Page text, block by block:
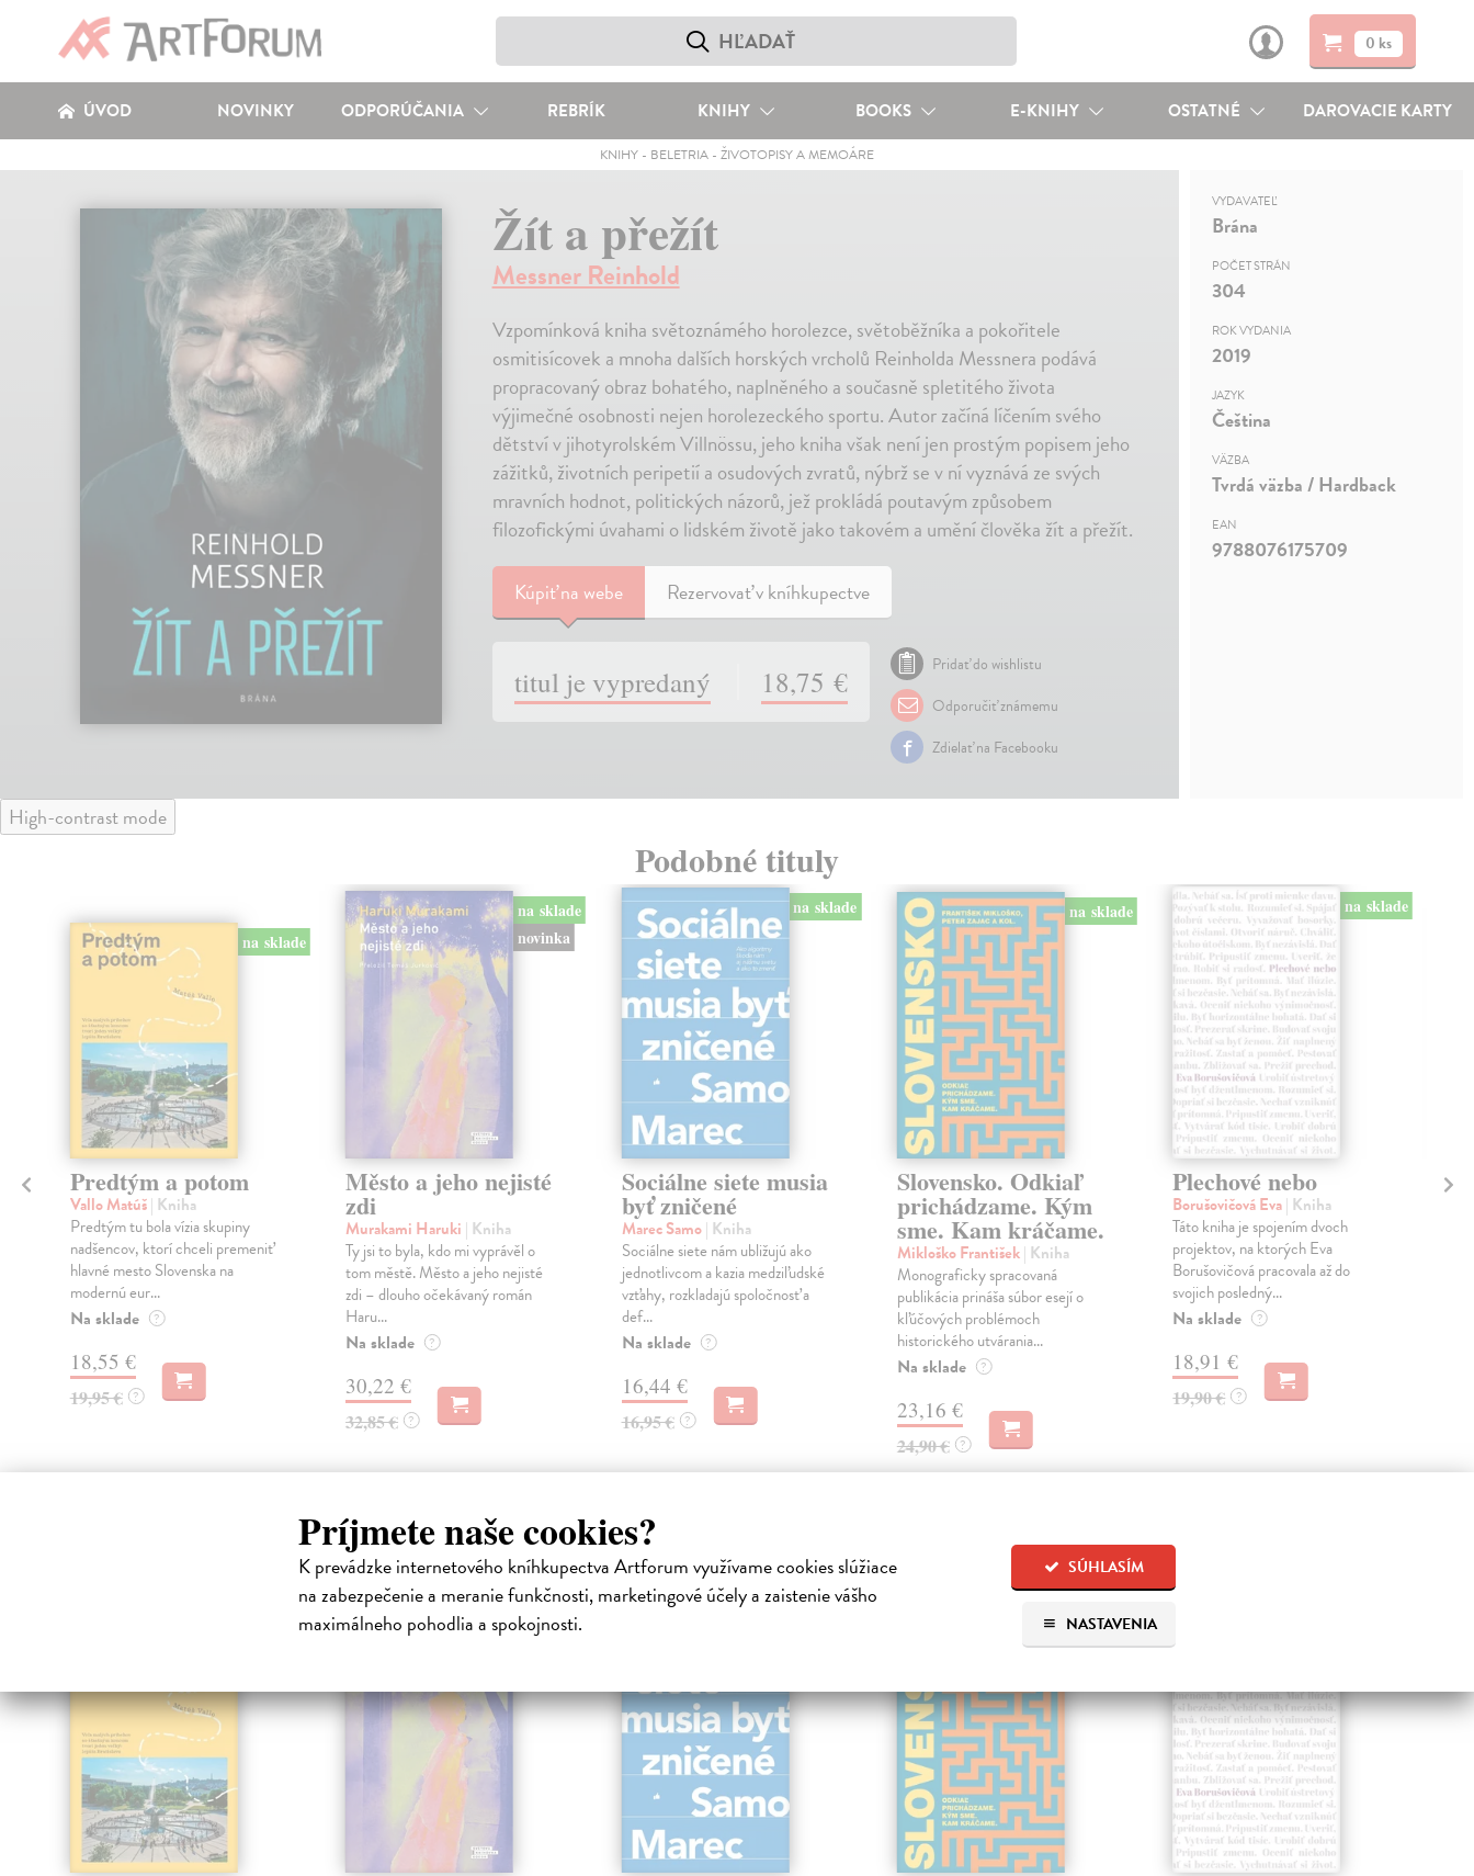
Príjmete naše cookies?
K prevádzke internetového kníhkupectva Artforum využívame cookies slúžiace
na zabezpečenie a meranie funkčnosti, marketingové účely a zaistenie vášho
maximálneho pohodlia a spokojnosti.
SÚHLASÍM
NASTAVENIA
0 ks
ÚVOD NOVINKY ODPORÚČANIA REBRÍK KNIHY BOOKS E-KNIHY OSTATNÉ DAROVACIE KARTY
KNIHY- BELETRIA- ŽIVOTOPISY A MEMOÁRE
Žít a přežít
Messner Reinhold
Vzpomínková kniha světoznámého horolezce, světoběžníka a pokořitele
osmitisícovek a mnoha dalších horských vrcholů Reinholda Messnera podává
propracovaný obraz bohatého, naplněného a současně spletitého života
výjimečné osobnosti nejen horolezeckého sportu. Autor začíná líčením svého
dětství v jihotyrolském Villnössu, jeho kniha však není jen prostým popisem jeho
zážitků, životních peripetií a osudových zvratů, nýbrž se v ní vyznává ze svých
mravních hodnot, politických názorů, jež prokládá poutavým způsobem
filozofickými úvahami o lidském životě jako takovém a umění člověka žít a přežít.
Kúpiťna webe Rezervovať v kníhkupectve
titul je vypredaný 18,75 €
Pridať do wishlistu
Odporučiť známemu
Zdielať na Facebooku
VYDAVATEĽ
Brána
POČET STRÁN
304
ROK VYDANIA
2019
JAZYK
Čeština
VÄZBA
Tvrdá väzba / Hardback
EAN
9788076175709
High-contrast mode
Podobné tituly
na sklade
Predtým a potom
Vallo Matúš| Kniha
Predtým tu bola vízia skupiny
nadšencov, ktorí chceli premeniť
hlavné mesto Slovenska na
modernú eur...
Na sklade ?
18,55 €
19,95 € ?
na sklade
novinka
Město a jeho nejisté
zdi
Murakami Haruki | Kniha
Ty jsi to byla, kdo mi vyprávěl o
tom městě. Město a jeho nejisté
zdi – dlouho očekávaný román
Haru...
Na sklade ?
30,22 €
32,85 € ?
na sklade
Sociálne siete musia
byť zničené
Marec Samo| Kniha
Sociálne siete nám ubližujú ako
jednotlivcom a kazia medziľudské
vzťahy, rozkladajú spoločnosť a
def...
Na sklade ?
16,44 €
16,95 € ?
na sklade
Slovensko. Odkiaľ
prichádzame. Kým
sme. Kam kráčame.
Mikloško František| Kniha
Monograficky spracovaná
publikácia prináša súbor esejí o
kľúčových problémoch
historického utvárania...
Na sklade ?
23,16 €
24,90 € ?
na sklade
Plechové nebo
Borušovičová Eva| Kniha
Táto kniha je spojením dvoch
projektov, na ktorých Eva
Borušovičová pracovala až do
svojich posledný...
Na sklade ?
18,91 €
19,90 € ?
Čitatelia s podobným vkusom si kúpili aj:
na sklade
na sklade